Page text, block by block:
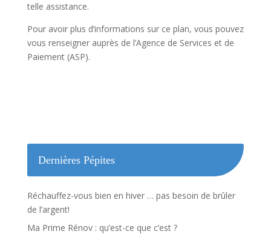
telle assistance.
Pour avoir plus d’informations sur ce plan, vous pouvez
vous renseigner auprès de l’Agence de Services et de
Paiement (ASP).
Dernières Pépites
Réchauffez-vous bien en hiver … pas besoin de brûler
de l’argent!
Ma Prime Rénov : qu’est-ce que c’est ?